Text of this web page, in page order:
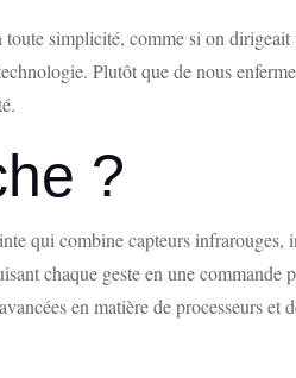
simplicité, comme si on
Plutôt que de nous
?
qui combine capteurs
chaque geste en une
en matière de processeurs